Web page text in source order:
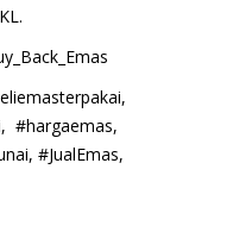
#hargaemas,
#JualEmas,